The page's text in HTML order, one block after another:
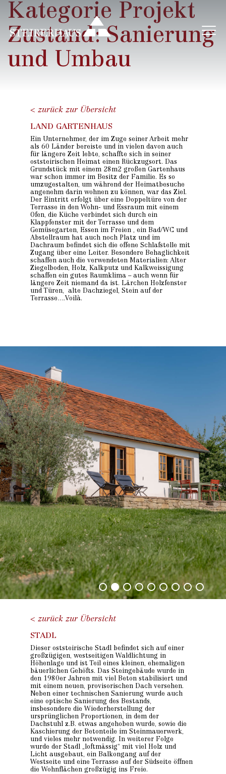
Kategorie Projekt
Zustand:Sanierung
und Umbau
< zurück zur Übersicht
LAND GARTENHAUS
Ein Unternehmer, der im Zuge seiner Arbeit mehr
als 60 Länder bereiste und in vielen davon auch
für längere Zeit lebte, schaffte sich in seiner
oststeirischen Heimat einen Rückzugsort. Das
Grundstück mit einem 28m2 großen Gartenhaus
war schon immer im Besitz der Familie. Es so
umzugestalten, um während der Heimatbesuche
angenehm darin wohnen zu können, war das Ziel.
Der Eintritt erfolgt über eine Doppeltüre von der
Terrasse in den Wohn- und Essraum mit einem
Ofen, die Küche verbindet sich durch ein
Klappfenster mit der Terrasse und dem
Gemüsegarten, Essen im Freien , ein Bad/WC und
Abstellraum hat auch noch Platz und im
Dachraum befindet sich die offene Schlafstelle mit
Zugang über eine Leiter. Besondere Behaglichkeit
schaffen auch die verwendeten Materialien: Alter
Ziegelboden, Holz, Kalkputz und Kalkweissigung
schaffen ein gutes Raumklima – auch wenn für
längere Zeit niemand da ist. Lärchen Holzfenster
und Türen, alte Dachziegel, Stein auf der
Terrasse….Voilà.
< zurück zur Übersicht
STADL
Dieser oststeirische Stadl befindet sich auf einer
großzügigen, westseitigen Waldlichtung in
Höhenlage und ist Teil eines kleinen, ehemaligen
bäuerlichen Gehöfts. Das Steingebäude wurde in
den 1980er Jahren mit viel Beton stabilisiert und
mit einem neuen, provisorischen Dach versehen.
Neben einer technischen Sanierung wurde auch
eine optische Sanierung des Bestands,
insbesondere die Wiederherstellung der
ursprünglichen Proportionen, in dem der
Dachstuhl z.B. etwas angehoben wurde, sowie die
Kaschierung der Betonteile im Steinmauerwerk,
und vieles mehr notwendig. In weiterer Folge
wurde der Stadl „loftmässig“ mit viel Holz und
Licht ausgebaut, ein Balkongang auf der
Westseite und eine Terrasse auf der Südseite öffnen
die Wohnflächen großzügig ins Freie.